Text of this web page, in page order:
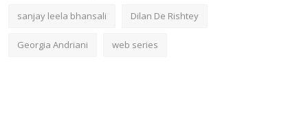
sanjay leela bhansali Dilan De Rishtey
Georgia Andriani web series